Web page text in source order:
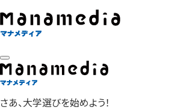
さあ、大学選びを始めよう！